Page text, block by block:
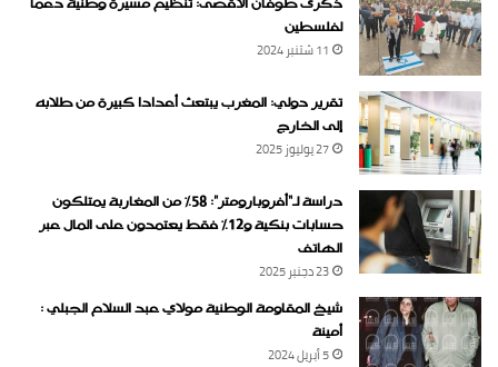
لفلسطين
11 شتنبر 2024
تقرير دولي: المغرب يبتعث أعدادا كبيرة من طلابه
إلى الخارج
27 يوليوز 2025
دراسة لـ“أفروبارومتر”: 58٪ من المغاربة يمتلكون
حسابات بنكية و12٪ فقط يعتمدون على المال عبر
الهاتف
23 دجنبر 2025
شيخ المقاومة الوطنية مولاي عبد السلام الجبلي :
أمينة
5 أبريل 2024